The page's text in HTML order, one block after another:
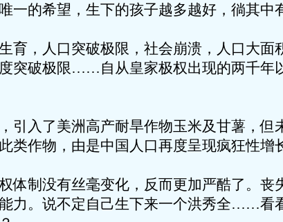
一的希望，生下的孩子越多越好，徜其中
育，人口突破极限，社会崩溃，人口大面
突破极限……自从皇家极权出现的两千年
引入了美洲高产耐旱作物玉米及甘薯，
类作物，由是中国人口再度呈现疯狂性增
体制没有丝毫变化，反而更加严酷了。
力。说不定自己生下来一个洪秀全……看